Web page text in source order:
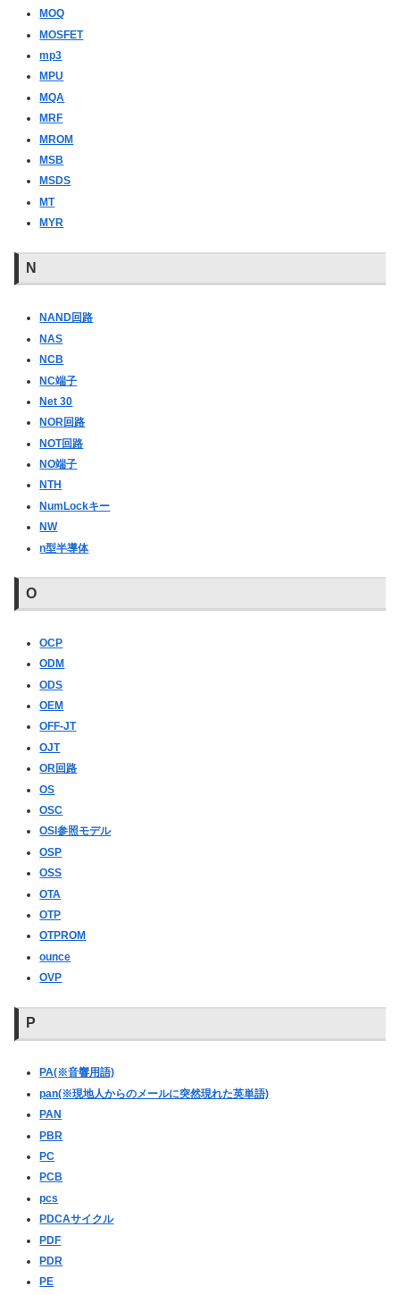
MOQ
MOSFET
mp3
MPU
MQA
MRF
MROM
MSB
MSDS
MT
MYR
N
NAND回路
NAS
NCB
NC端子
Net 30
NOR回路
NOT回路
NO端子
NTH
NumLockキー
NW
n型半導体
O
OCP
ODM
ODS
OEM
OFF-JT
OJT
OR回路
OS
OSC
OSI参照モデル
OSP
OSS
OTA
OTP
OTPROM
ounce
OVP
P
PA(※音響用語)
pan(※現地人からのメールに突然現れた英単語)
PAN
PBR
PC
PCB
pcs
PDCAサイクル
PDF
PDR
PE